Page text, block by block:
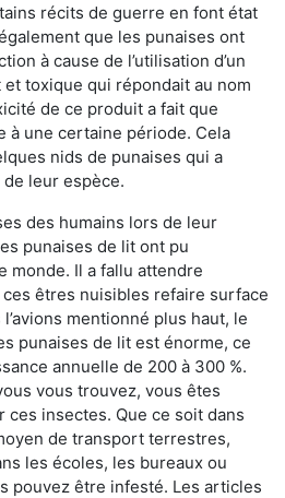
récits de guerre en font état
que les punaises ont
à cause de l’utilisation d’un
toxique qui répondait au nom
de ce produit a fait que
à une certaine période. Cela
nids de punaises qui a
leur espèce.
des humains lors de leur
punaises de lit ont pu
monde. Il a fallu attendre
ces êtres nuisibles refaire surface
mentionné plus haut, le
punaises de lit est énorme, ce
annuelle de 200 à 300 %.
vous trouvez, vous êtes
ces insectes. Que ce soit dans
de transport terrestres,
les écoles, les bureaux ou
pouvez être infesté. Les articles